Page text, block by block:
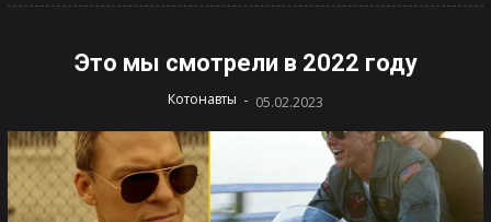
Это мы смотрели в 2022 году
Котонавты - 05.02.2023